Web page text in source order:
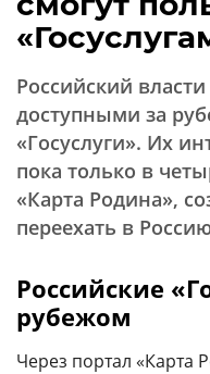
Российский
доступными за
«Госуслуги». Их
пока только в
«Карта Родина»,
переехать в
Российские
рубежом
Через портал «Карта